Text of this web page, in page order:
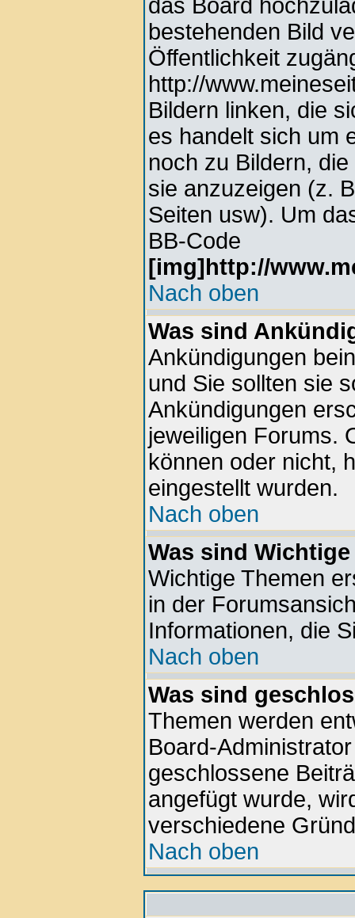
das Board
bestehenden Bild
Öffentlichkeit
http://
Bildern linken, die
es handelt sich um
noch zu Bildern,
sie anzuzeigen (z.
Seiten usw). Um
BB-Code
[img]http://
Nach oben
Was sind
Ankündigungen
und Sie sollten sie
Ankündigungen
jeweiligen Forums.
können oder nicht,
eingestellt wurden.
Nach oben
Was sind
Wichtige Themen
in der
Informationen, die
Nach oben
Was sind
Themen werden
Board-
geschlossene
angefügt wurde,
verschiedene
Nach oben